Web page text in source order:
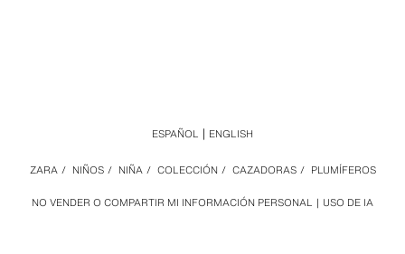
NO VENDER O COMPARTIR MI INFORMACIÓN PERSONAL USO DE IA
ZARA / NIÑOS / NIÑA / COLECCIÓN / CAZADORAS / PLUMÍFEROS
ESPAÑOL ENGLISH